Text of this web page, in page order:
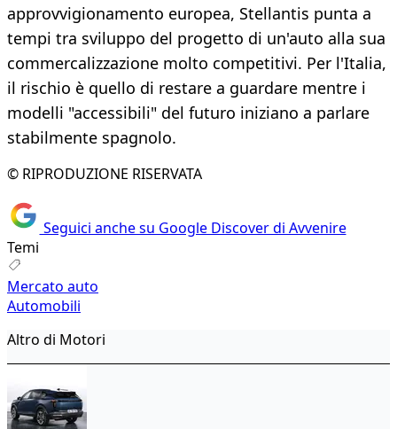
approvvigionamento europea, Stellantis punta a
tempi tra sviluppo del progetto di un'auto alla sua
commercalizzazione molto competitivi. Per l'Italia,
il rischio è quello di restare a guardare mentre i
modelli "accessibili" del futuro iniziano a parlare
stabilmente spagnolo.
© RIPRODUZIONE RISERVATA
Seguici anche su Google Discover di Avvenire
Temi
Mercato auto
Automobili
Altro di Motori